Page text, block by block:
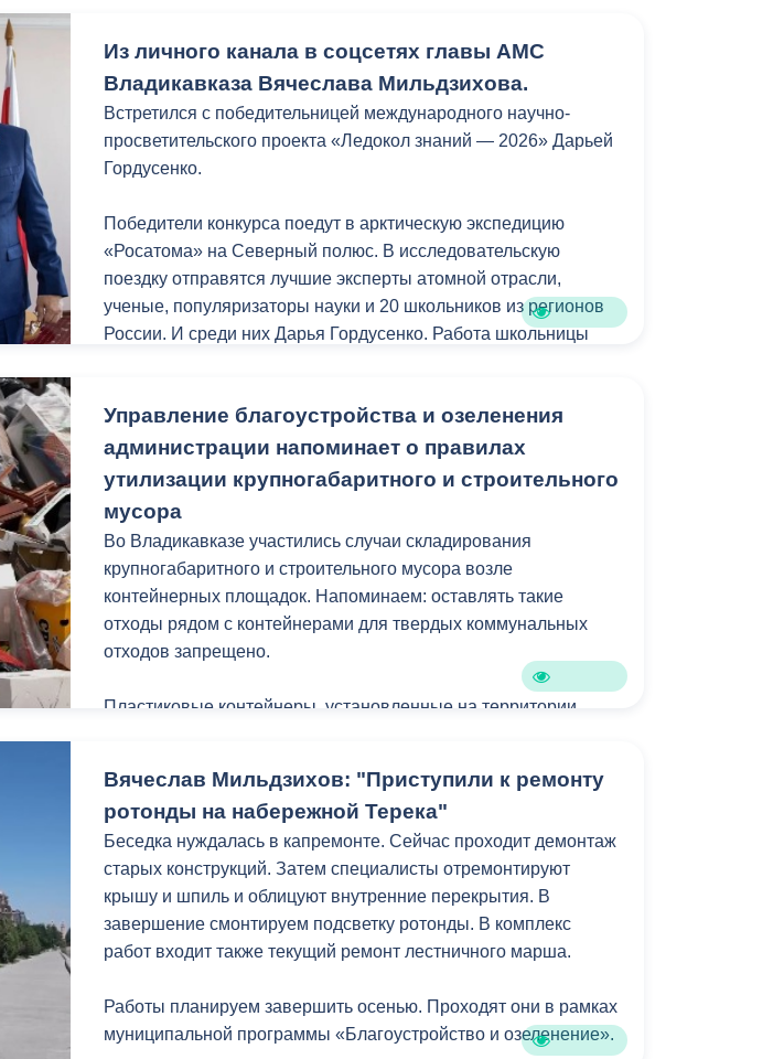
«После завершения ремонта школу планируется оснастить
современной мебелью, интерактивными досками,
компьютерной техникой. Также новое оборудование появится
в актовом и спортивном залах, столовой и библиотеке», -
говорит директор.
Школа №44 построена в 1988 году, и сегодня здесь впервые в
рамках нацпроекта «Молодежь и дети» проводится
капитальный ремонт. Отметим, ремонт в учебном заведении
проходит в два этапа. Первый этап планируется завершить в
конце лета.
Из личного канала в соцсетях главы АМС
Владикавказа Вячеслава Мильдзихова.
Встретился с победительницей международного научно-
просветительского проекта «Ледокол знаний — 2026» Дарьей
Гордусенко.
Победители конкурса поедут в арктическую экспедицию
«Росатома» на Северный полюс. В исследовательскую
поездку отправятся лучшие эксперты атомной отрасли,
ученые, популяризаторы науки и 20 школьников из регионов
России. И среди них Дарья Гордусенко. Работа школьницы
Дарья мечтает стать медиком. Она очень увлечена и я уверен,
у нее все получится.
Отмечу, Дарья ученица владикавказской школы №27 имени
Ю.С. Кучиева.
Управление благоустройства и озеленения
администрации напоминает о правилах
утилизации крупногабаритного и строительного
мусора
Во Владикавказе участились случаи складирования
крупногабаритного и строительного мусора возле
контейнерных площадок. Напоминаем: оставлять такие
отходы рядом с контейнерами для твердых коммунальных
отходов запрещено.
Пластиковые контейнеры, установленные на территории
строительного мусора, старой мебели, бытовой техники и
других крупногабаритных отходов является
административным правонарушением.
Вячеслав Мильдзихов: "Приступили к ремонту
ротонды на набережной Терека"
Беседка нуждалась в капремонте. Сейчас проходит демонтаж
старых конструкций. Затем специалисты отремонтируют
крышу и шпиль и облицуют внутренние перекрытия. В
завершение смонтируем подсветку ротонды. В комплекс
работ входит также текущий ремонт лестничного марша.
Работы планируем завершить осенью. Проходят они в рамках
муниципальной программы «Благоустройство и озеленение».